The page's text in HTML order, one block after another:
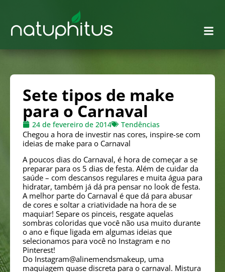
Sete tipos de make
para o Carnaval
24 de fevereiro de 2014 Tendências
Chegou a hora de investir nas cores, inspire-se com
ideias de make para o Carnaval
A poucos dias do Carnaval, é hora de começar a se
preparar para os 5 dias de festa. Além de cuidar da
saúde – com descansos regulares e muita água para
hidratar, também já dá pra pensar no look de festa.
A melhor parte do Carnaval é que dá para abusar
de cores e soltar a criatividade na hora de se
maquiar! Separe os pinceis, resgate aquelas
sombras coloridas que você não usa muito durante
o ano e fique ligada em algumas ideias que
selecionamos para você no Instagram e no
Pinterest!
Do Instagram@alinemendsmakeup, uma
maquiagem quase discreta para o carnaval. Mistura